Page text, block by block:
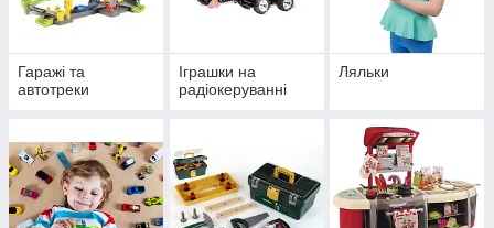
Гаражі та
автотреки
Іграшки на
радіокеруванні
Ляльки